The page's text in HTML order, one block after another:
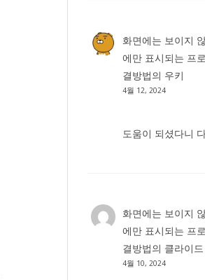
화면에는 보이지
에만 표시되는 프
결방법의 우키
4월 12, 2024
도움이 되셨다니
화면에는 보이지
에만 표시되는 프
결방법의 클라이드
4월 10, 2024